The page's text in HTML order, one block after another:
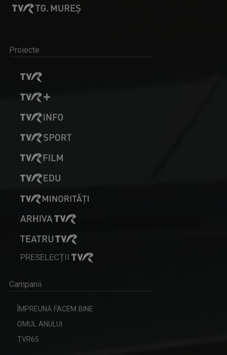
Proiecte
PRESELECȚII
Campanii
ÎMPREUNĂ FACEM BINE
OMUL ANULUI
TVR65